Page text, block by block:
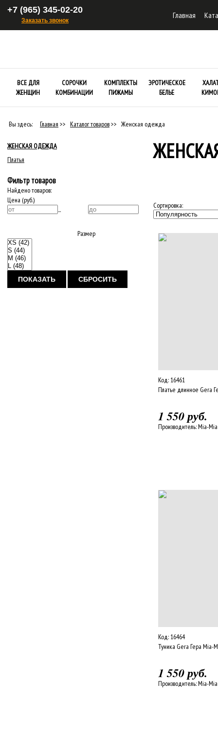
+7 (965) 345-02-20
Заказать звонок
Главная
ВСЕ ДЛЯ
ЖЕНЩИН
СОРОЧКИ
КОМБИНАЦИИ
КОМПЛЕКТЫ
ПИЖАМЫ
ЭРОТИЧЕСКОЕ
БЕЛЬЕ
Вы здесь: Главная >> Каталог товаров>> Женская одежда
ЖЕНСКАЯ ОДЕЖДА
Платья
Фильтр товаров
Найдено товаров:
Цена (руб.)
...
Размер
ПОКАЗАТЬ СБРОСИТЬ
Сортировка:
Код: 16461
Платье длинное Gera
1 550 руб.
Производитель:Mia-
Код: 16464
Туника Gera Гера Mia-
1 550 руб.
Производитель:Mia-